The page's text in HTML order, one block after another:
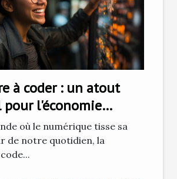
à coder : un atout
pour l'économie
où le numérique tisse sa
de notre quotidien, la